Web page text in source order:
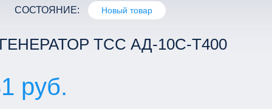
СОСТОЯНИЕ: Новый товар
ТСС АД-10С-Т400
руб.